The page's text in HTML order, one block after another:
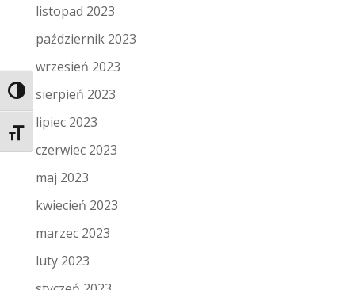
Toggle High Contrast
Toggle Font size
listopad 2023
październik 2023
wrzesień 2023
sierpień 2023
lipiec 2023
czerwiec 2023
maj 2023
kwiecień 2023
marzec 2023
luty 2023